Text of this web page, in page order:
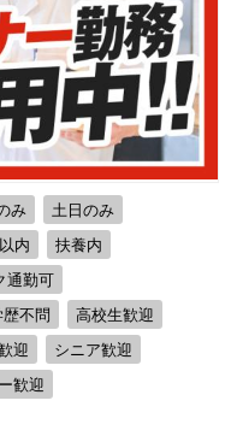
み
土日のみ
内
扶養内
通勤可
歴不問
高校生歓迎
迎
シニア歓迎
歓迎